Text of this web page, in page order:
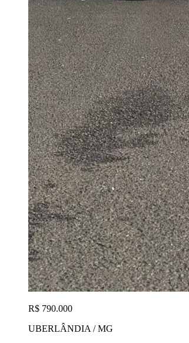
R$ 790.000
UBERLÂNDIA / MG